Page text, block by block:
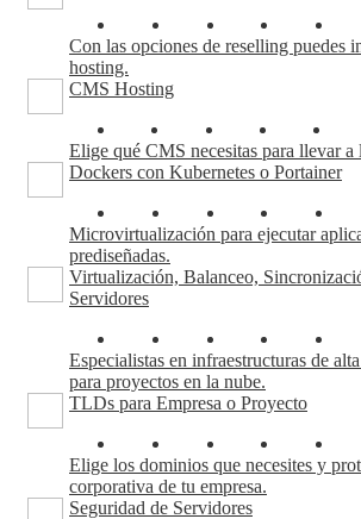
Con las opciones de reselling puedes
hosting.
CMS Hosting
Elige qué CMS necesitas para llevar
Dockers con Kubernetes o Portainer
Microvirtualización para ejecutar
prediseñadas.
Virtualización, Balanceo,
Servidores
Especialistas en infraestructuras de
para proyectos en la nube.
TLDs para Empresa o Proyecto
Elige los dominios que necesites y
corporativa de tu empresa.
Seguridad de Servidores